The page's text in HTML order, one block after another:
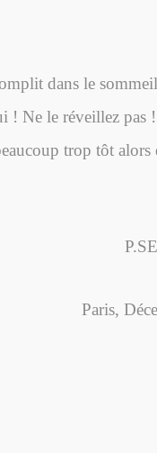
dans le
! Ne le réveillez pas !
trop tôt alors
Paris,